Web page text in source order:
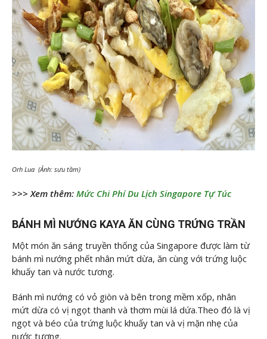
Orh Lua (Ảnh: sưu tầm)
>>> Xem thêm: Mức Chi Phí Du Lịch Singapore Tự Túc
BÁNH MÌ NƯỚNG KAYA ĂN CÙNG TRỨNG TRẦN
Một món ăn sáng truyền thống của Singapore được làm từ
bánh mì nướng phết nhân mứt dừa, ăn cùng với trứng luộc
khuấy tan và nước tương.
Bánh mì nướng có vỏ giòn và bên trong mềm xốp, nhân
mứt dừa có vị ngọt thanh và thơm mùi lá dứa.Theo đó là vị
ngọt và béo của trứng luộc khuấy tan và vị mặn nhẹ của
nước tương.